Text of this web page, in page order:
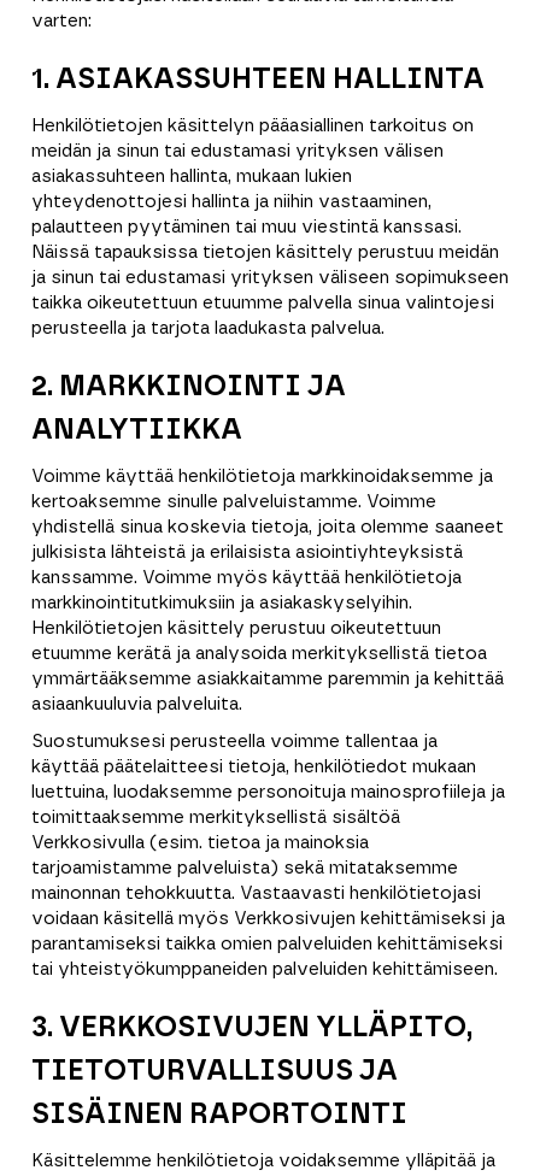
varten:
1. ASIAKASSUHTEEN HALLINTA
Henkilötietojen käsittelyn pääasiallinen tarkoitus on
meidän ja sinun tai edustamasi yrityksen välisen
asiakassuhteen hallinta, mukaan lukien
yhteydenottojesi hallinta ja niihin vastaaminen,
palautteen pyytäminen tai muu viestintä kanssasi.
Näissä tapauksissa tietojen käsittely perustuu meidän
ja sinun tai edustamasi yrityksen väliseen sopimukseen
taikka oikeutettuun etuumme palvella sinua valintojesi
perusteella ja tarjota laadukasta palvelua.
2. MARKKINOINTI JA
ANALYTIIKKA
Voimme käyttää henkilötietoja markkinoidaksemme ja
kertoaksemme sinulle palveluistamme. Voimme
yhdistellä sinua koskevia tietoja, joita olemme saaneet
julkisista lähteistä ja erilaisista asiointiyhteyksistä
kanssamme. Voimme myös käyttää henkilötietoja
markkinointitutkimuksiin ja asiakaskyselyihin.
Henkilötietojen käsittely perustuu oikeutettuun
etuumme kerätä ja analysoida merkityksellistä tietoa
ymmärtääksemme asiakkaitamme paremmin ja kehittää
asiaankuuluvia palveluita.
Suostumuksesi perusteella voimme tallentaa ja
käyttää päätelaitteesi tietoja, henkilötiedot mukaan
luettuina, luodaksemme personoituja mainosprofiileja ja
toimittaaksemme merkityksellistä sisältöä
Verkkosivulla (esim. tietoa ja mainoksia
tarjoamistamme palveluista) sekä mitataksemme
mainonnan tehokkuutta. Vastaavasti henkilötietojasi
voidaan käsitellä myös Verkkosivujen kehittämiseksi ja
parantamiseksi taikka omien palveluiden kehittämiseksi
tai yhteistyökumppaneiden palveluiden kehittämiseen.
3. VERKKOSIVUJEN YLLÄPITO,
TIETOTURVALLISUUS JA
SISÄINEN RAPORTOINTI
Käsittelemme henkilötietoja voidaksemme ylläpitää ja